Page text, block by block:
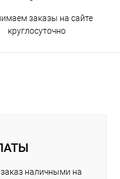
заказы на сайте
круглосуточно
наличными на